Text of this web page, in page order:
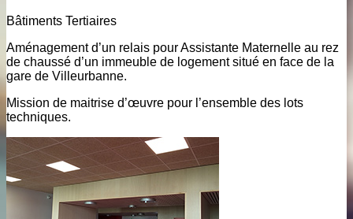
Bâtiments Tertiaires
Aménagement d’un relais pour Assistante Maternelle au rez
de chaussé d’un immeuble de logement situé en face de la
gare de Villeurbanne.
Mission de maitrise d’œuvre pour l’ensemble des lots
techniques.